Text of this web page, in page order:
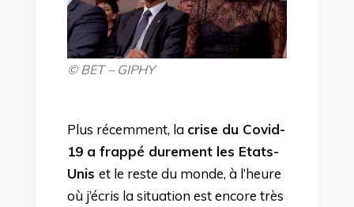
© BET – GIPHY
Plus récemment, la crise du Covid-
19 a frappé durement les Etats-
Unis et le reste du monde, à l’heure
où j’écris la situation est encore très